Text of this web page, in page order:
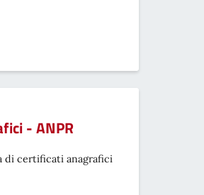
- ANPR
di certificati anagrafici